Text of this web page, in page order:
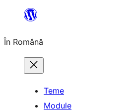
conținut
În Română
Teme
Module